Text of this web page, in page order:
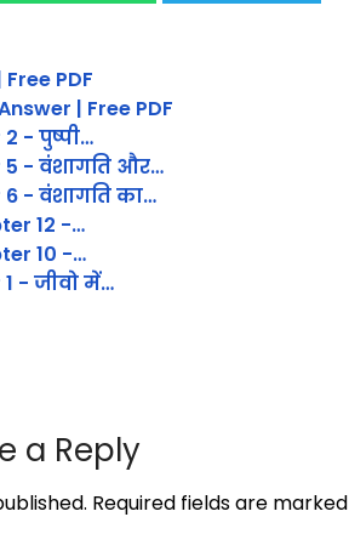
PDF
| Free PDF
- पुष्पी…
5 - वंशागति और…
- वंशागति का…
12 -…
10 -…
- जीवो में…
a Reply
Required fields are marked